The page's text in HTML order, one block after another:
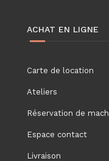
ACHAT EN LIGNE
Carte de location
Ateliers
Réservation de
Espace contact
Livraison